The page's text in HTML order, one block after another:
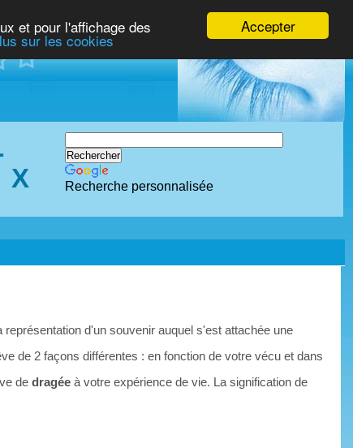
Accepter
et pour l'affichage des
sur les cookies
X
Recherche personnalisée
d'un souvenir auquel s'est attachée une
de 2 façons différentes : en fonction de votre vécu et dans
dedragée à votre expérience de vie. La signification de